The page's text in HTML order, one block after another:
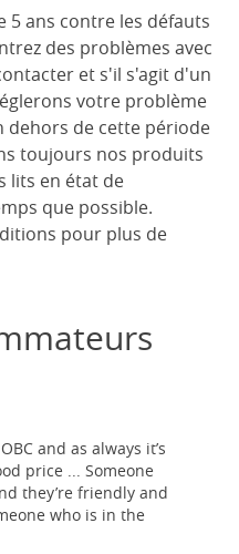
5 ans contre les défauts
des problèmes avec
et s'il s'agit d'un
votre problème
dehors de cette période
toujours nos produits
lits en état de
que possible.
pour plus de
and as always it’s
price ... Someone
they’re friendly and
who is in the